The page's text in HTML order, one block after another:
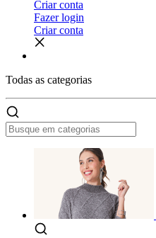
Criar conta
Fazer login
Criar conta
Todas as categorias